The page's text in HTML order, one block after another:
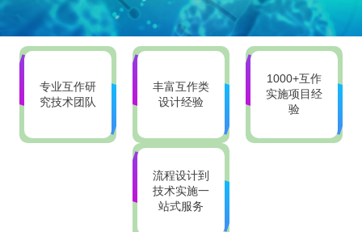
专业互作研
究技术团队
丰富互作类
设计经验
1000+互作
实施项目经
验
流程设计到
技术实施一
站式服务